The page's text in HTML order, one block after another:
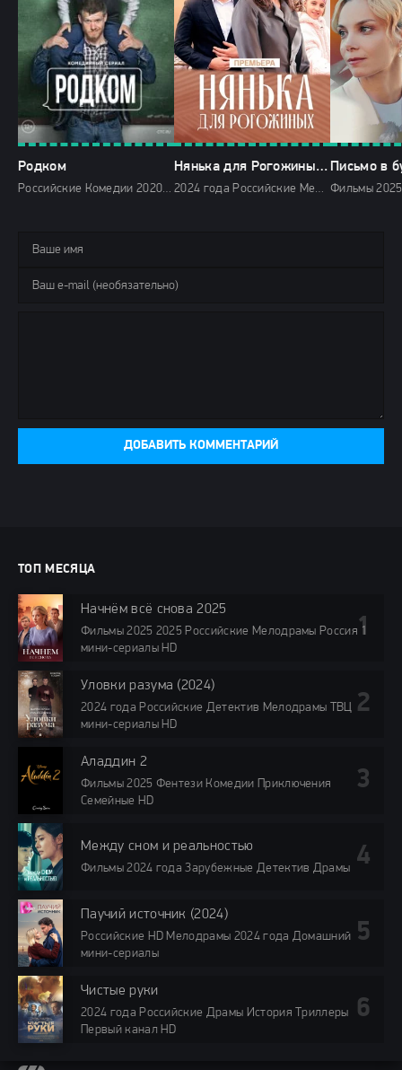
Родком
Российские Комедии 2020 СТС HD
Нянька для Рогожиных на Россия-1
2024 года Российские Мелодрамы мини-сериалы HD
Письмо в
ДОБАВИТЬ КОММЕНТАРИЙ
ТОП МЕСЯЦА
Начнём всё снова 2025
Фильмы 2025 2025 Российские Мелодрамы Россия 1
мини-сериалы HD
Уловки разума (2024)
2024 года Российские Детектив Мелодрамы ТВЦ
мини-сериалы HD
Аладдин 2
Фильмы 2025 Фентези Комедии Приключения
Семейные HD
Между сном и реальностью
Фильмы 2024 года Зарубежные Детектив Драмы
Паучий источник (2024)
Российские HD Мелодрамы 2024 года Домашний
мини-сериалы
Чистые руки
2024 года Российские Драмы История Триллеры
Первый канал HD